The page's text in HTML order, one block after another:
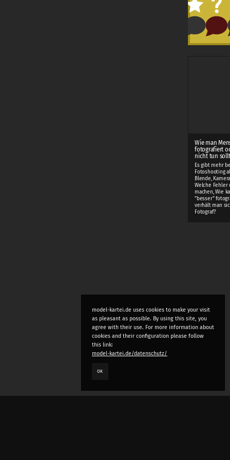
Wie man
fotografiert
nicht tun
Es gibt mehr
Fotoshooting
Blende,
Welche Fehler
machen, Wie
"besser"
verhält man
Fotograf?
model-kartei.de uses cookies to make your visit
as pleasant as possible. By using this site, you
agree with their use. For more information about
cookies and their configuration please follow
this link:
model-kartei.de/datenschutz/
OK